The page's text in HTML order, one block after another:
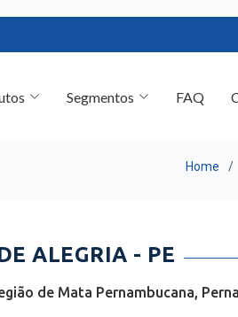
ALEGRIA - PE
de Mata Pernambucana,